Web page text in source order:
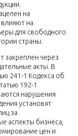
на
на
для свободного
страны.
закреплен через
акты. В
241-1 Кодекса об
192-1
нарушения
установят
за
аспекты бизнеса,
цен и